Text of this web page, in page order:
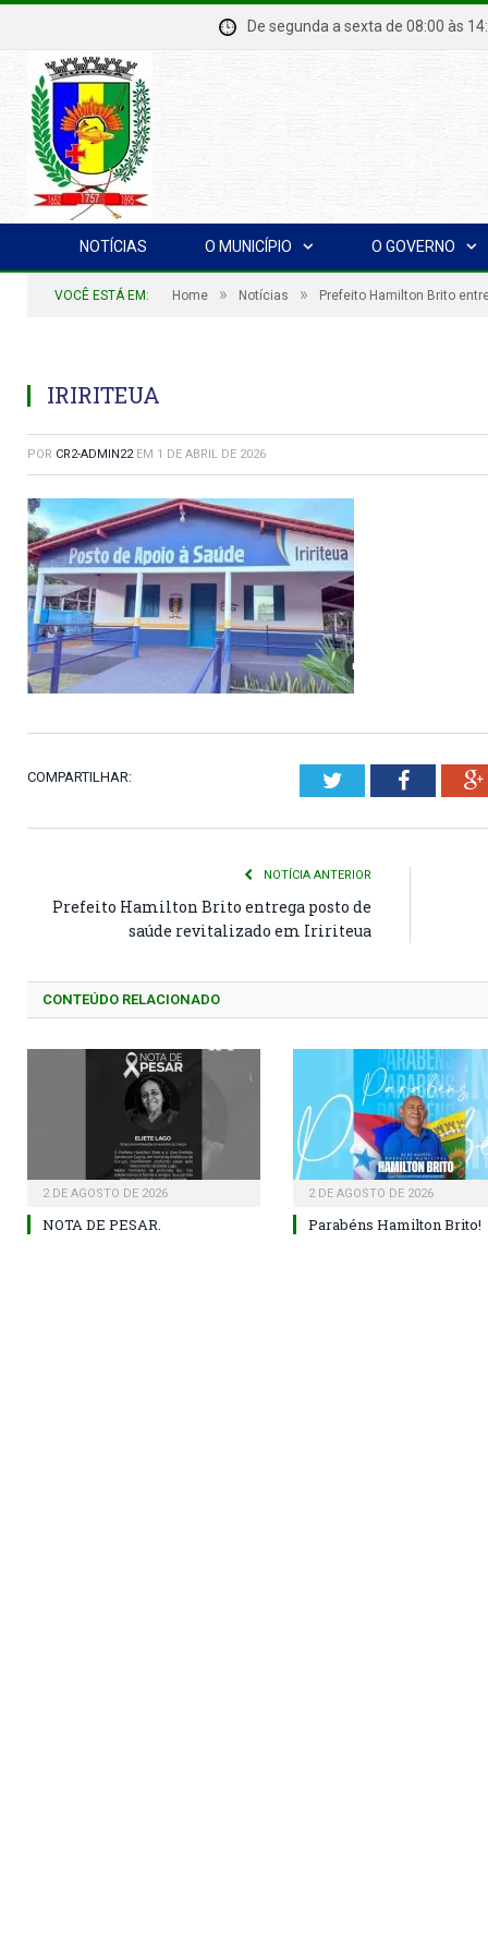
De segunda a sexta de 08:00
NOTÍCIAS O MUNICÍPIO O GOVERNO
VOCÊ ESTÁ EM: Home » Notícias » Prefeito Hamilton Brito
IRIRITEUA
POR CR2-ADMIN22 EM 1 DE ABRIL DE 2026
COMPARTILHAR: Twitter
NOTÍCIA ANTERIOR
Prefeito Hamilton Brito entrega posto de
saúde revitalizado em Iririteua
CONTEÚDO RELACIONADO
2 DE AGOSTO DE 2026
NOTA DE PESAR.
2 DE AGOSTO DE 2026
Parabéns Hamilton Brito!